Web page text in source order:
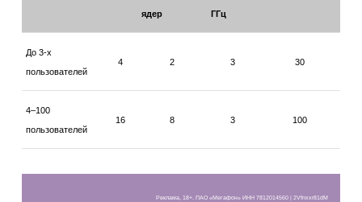
ядер
ГГц
До 3-х
пользователей
4 2 3 30
4–100
пользователей
16 8 3 100
Реклама, 18+. ПАО «Мегафон» ИНН 7812014560 | 2Vfnxxr81dM